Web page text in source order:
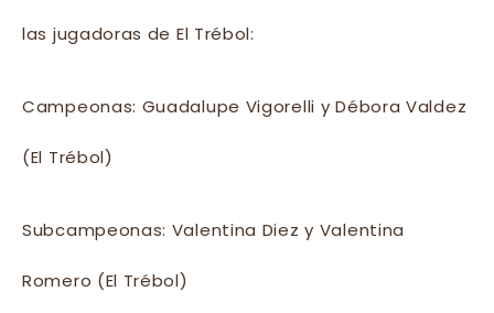
las jugadoras de El Trébol:
Campeonas: Guadalupe Vigorelli y Débora Valdez
(El Trébol)
Subcampeonas: Valentina Diez y Valentina
Romero (El Trébol)